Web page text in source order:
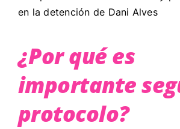
¿Por qué es
importante
protocolo?